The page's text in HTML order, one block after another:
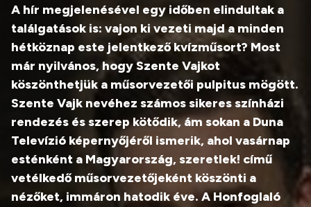
A hír megjelenésével egy időben elindultak a
találgatások is: vajon ki vezeti majd a minden
hétköznap este jelentkező kvízműsort? Most
már nyilvános, hogy Szente Vajkot
köszönthetjük a műsorvezetői pulpitus mögött.
Szente Vajk nevéhez számos sikeres színházi
rendezés és szerep kötődik, ám sokan a Duna
Televízió képernyőjéről ismerik, ahol vasárnap
esténként a Magyarország, szeretlek! című
vetélkedő műsorvezetőjeként köszönti a
nézőket, immáron hatodik éve. A Honfoglaló